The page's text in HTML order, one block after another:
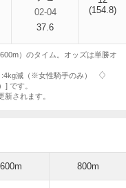
02-04
37.6
(154.8)
）のタイム。オッズは単勝オ
:4kg減（※女性騎手のみ）
です。
されます。
600m 800m